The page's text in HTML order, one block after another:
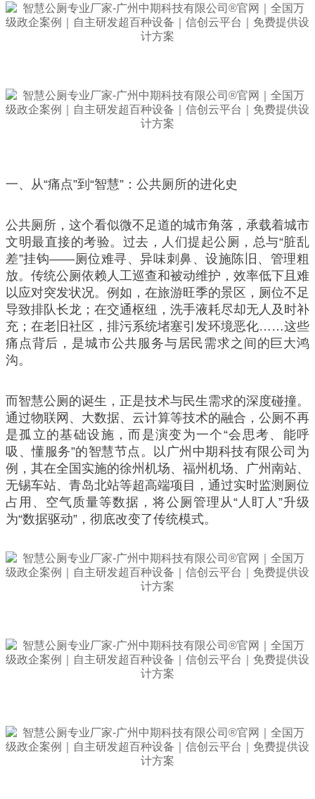
一、从“痛点”到“智慧”：公共厕所的进化史
公共厕所，这个看似微不足道的城市角落，承载着城市
文明最直接的考验。过去，人们提起公厕，总与“脏乱
差”挂钩——厕位难寻、异味刺鼻、设施陈旧、管理粗
放。传统公厕依赖人工巡查和被动维护，效率低下且难
以应对突发状况。例如，在旅游旺季的景区，厕位不足
导致排队长龙；在交通枢纽，洗手液耗尽却无人及时补
充；在老旧社区，排污系统堵塞引发环境恶化……这些
痛点背后，是城市公共服务与居民需求之间的巨大鸿
沟。
而智慧公厕的诞生，正是技术与民生需求的深度碰撞。
通过物联网、大数据、云计算等技术的融合，公厕不再
是孤立的基础设施，而是演变为一个“会思考、能呼
吸、懂服务”的智慧节点。以广州中期科技有限公司为
例，其在全国实施的徐州机场、福州机场、广州南站、
无锡车站、青岛北站等超高端项目，通过实时监测厕位
占用、空气质量等数据，将公厕管理从“人盯人”升级
为“数据驱动”，彻底改变了传统模式。